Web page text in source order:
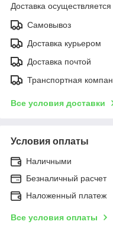
Доставка
Самовывоз
Доставка курьером
Доставка почтой
Транспортная
Все условия доставки
Условия оплаты
Наличными
Безналичный расчет
Наложенный платеж
Все условия оплаты